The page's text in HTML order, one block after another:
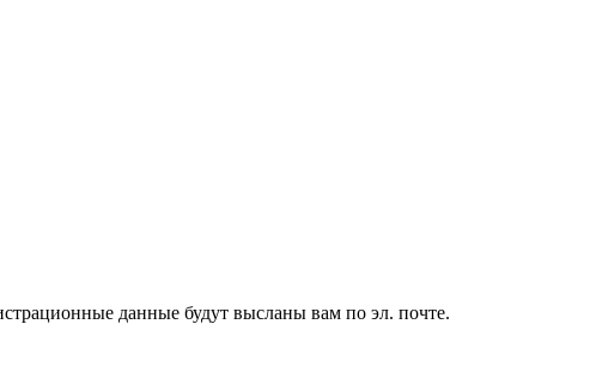
данные будут высланы вам по эл. почте.